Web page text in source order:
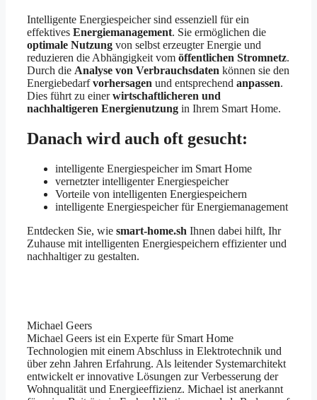
Intelligente Energiespeicher sind essenziell für ein
effektives Energiemanagement. Sie ermöglichen die
optimale Nutzung von selbst erzeugter Energie und
reduzieren die Abhängigkeit vom öffentlichen Stromnetz.
Durch die Analyse von Verbrauchsdaten können sie den
Energiebedarfvorhersagen und entsprechend anpassen.
Dies führt zu einerwirtschaftlicheren und
nachhaltigeren Energienutzung in Ihrem Smart Home.
Danach wird auch oft gesucht:
intelligente Energiespeicher im Smart Home
vernetzter intelligenter Energiespeicher
Vorteile von intelligenten Energiespeichern
intelligente Energiespeicher für Energiemanagement
Entdecken Sie, wie smart-home.sh Ihnen dabei hilft, Ihr
Zuhause mit intelligenten Energiespeichern effizienter und
nachhaltiger zu gestalten.
Michael Geers
Michael Geers ist ein Experte für Smart Home
Technologien mit einem Abschluss in Elektrotechnik und
über zehn Jahren Erfahrung. Als leitender Systemarchitekt
entwickelt er innovative Lösungen zur Verbesserung der
Wohnqualität und Energieeffizienz. Michael ist anerkannt